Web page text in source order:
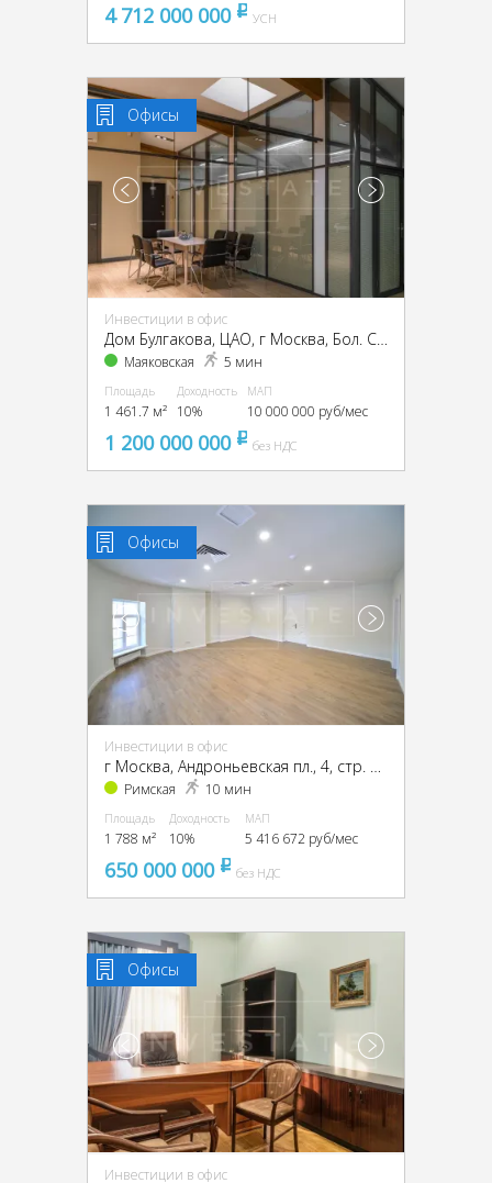
4 712 000 000 pуб
УСН
Офисы
Инвестиции в офис
Дом Булгакова, ЦАО, г Москва, Бол. Садовая ул., 10
Маяковская 5 мин
Площадь
1 461.7 м²
Доходность
10%
МАП
10 000 000 руб/мес
1 200 000 000 pуббез НДС
Офисы
Инвестиции в офис
г Москва, Андроньевская пл., 4, стр. 1, 2, 3, ЦАО, г Москва, Андроньевская пл., 4, стр. 1
Римская 10 мин
Площадь
1 788 м²
Доходность
10%
МАП
5 416 672 руб/мес
650 000 000 pуббез НДС
Офисы
Инвестиции в офис